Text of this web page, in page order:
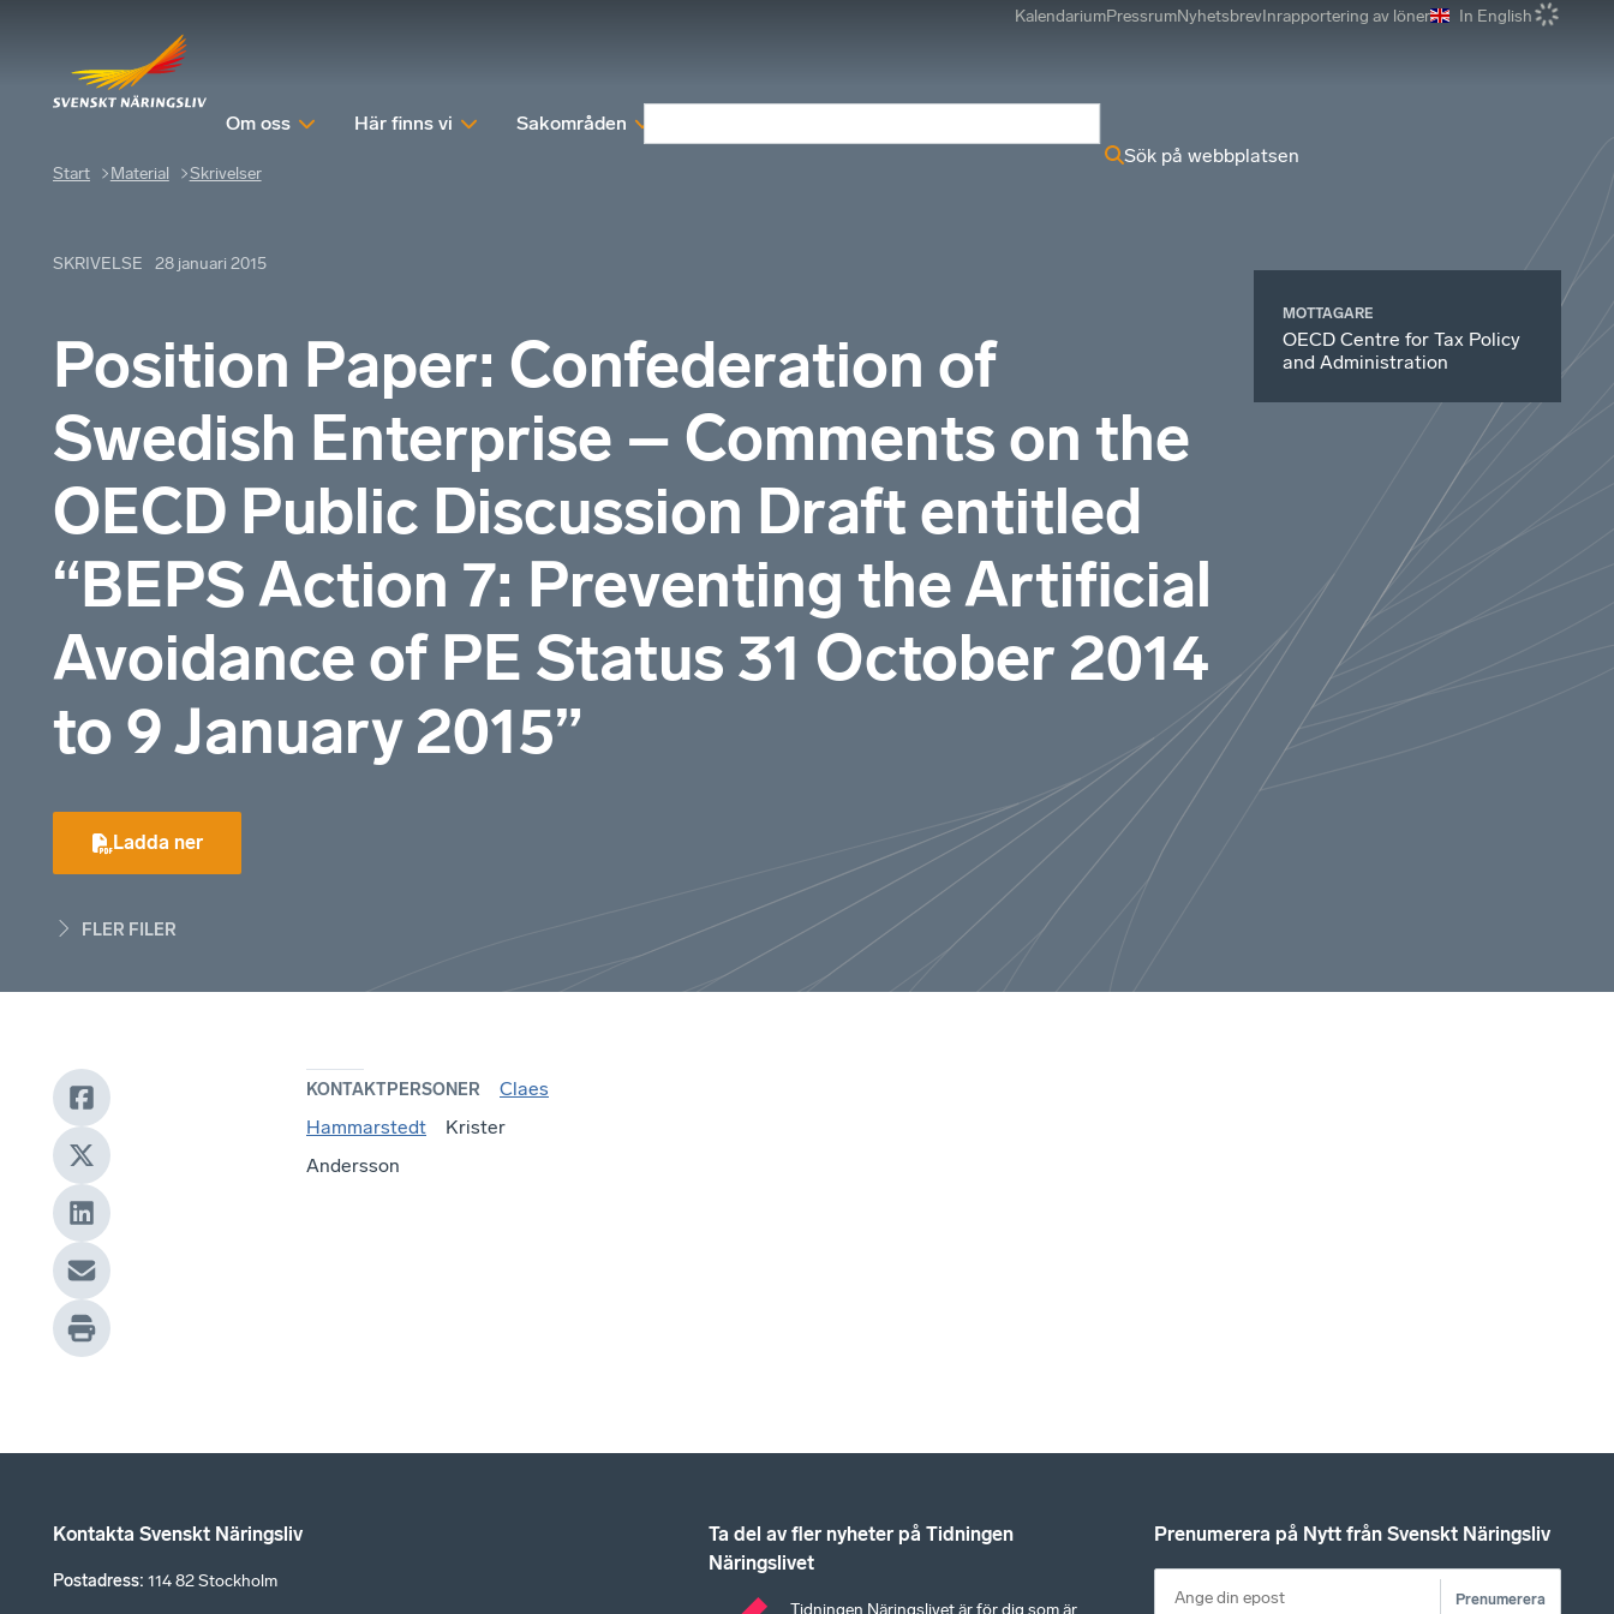
KalendariumPressrumNyhetsbrevInrapportering av löner In English
Om oss Här finns vi Sakområden
Sök på webbplatsen
Start Material Skrivelser
SKRIVELSE 28 januari 2015
Position Paper: Confederation of
Swedish Enterprise – Comments on the
OECD Public Discussion Draft entitled
“BEPS Action 7: Preventing the Artificial
Avoidance of PE Status 31 October 2014
to 9 January 2015”
Ladda ner
FLER FILER
MOTTAGARE
OECD Centre for Tax Policy
and Administration
KONTAKTPERSONER
Claes
Hammarstedt
Krister
Andersson
Kontakta Svenskt Näringsliv
Postadress: 114 82 Stockholm
Ta del av fler nyheter på Tidningen
Näringslivet
Tidningen Näringslivet är för dig som är
Prenumerera på Nytt från Svenskt Näringsliv
Prenumerera